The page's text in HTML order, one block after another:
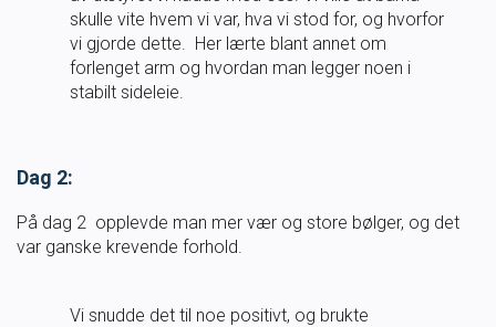
LIVETIMING.NO
skulle vite hvem vi var, hva vi stod for, og hvorfor
vi gjorde dette. Her lærte blant annet om
forlenget arm og hvordan man legger noen i
stabilt sideleie.
Dag 2:
På dag 2 opplevde man mer vær og store bølger, og det
var ganske krevende forhold.
Vi snudde det til noe positivt, og brukte